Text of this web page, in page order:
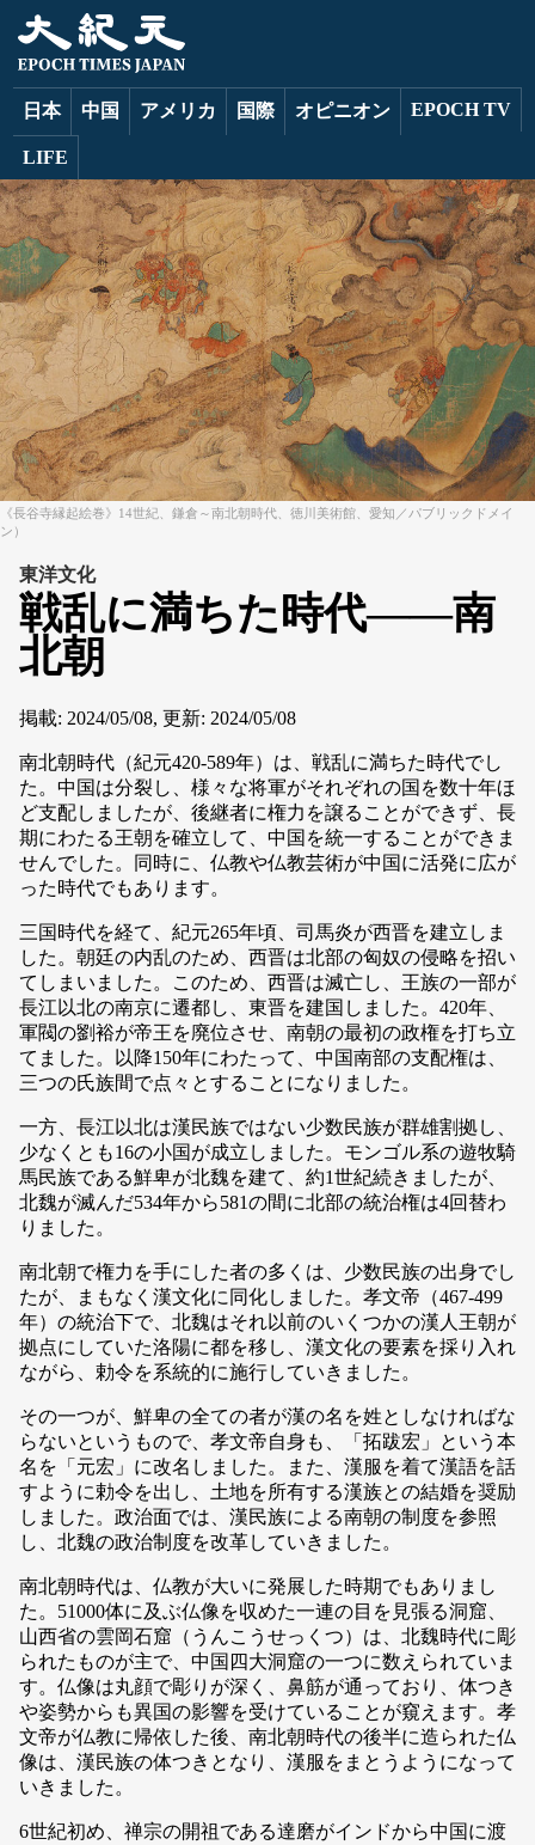
日本 中国 アメリカ 国際 オピニオン EPOCH TV
LIFE
《長谷寺縁起絵巻》14世紀、鎌倉～南北朝時代、徳川美術館、愛知／パブリックドメイ
ン）
東洋文化
戦乱に満ちた時代――南
北朝
掲載: 2024/05/08, 更新: 2024/05/08
南北朝時代（紀元420-589年）は、戦乱に満ちた時代でし
た。中国は分裂し、様々な将軍がそれぞれの国を数十年ほ
ど支配しましたが、後継者に権力を譲ることができず、長
期にわたる王朝を確立して、中国を統一することができま
せんでした。同時に、仏教や仏教芸術が中国に活発に広が
った時代でもあります。
三国時代を経て、紀元265年頃、司馬炎が西晋を建立しま
した。朝廷の内乱のため、西晋は北部の匈奴の侵略を招い
てしまいました。このため、西晋は滅亡し、王族の一部が
長江以北の南京に遷都し、東晋を建国しました。420年、
軍閥の劉裕が帝王を廃位させ、南朝の最初の政権を打ち立
てました。以降150年にわたって、中国南部の支配権は、
三つの氏族間で点々とすることになりました。
一方、長江以北は漢民族ではない少数民族が群雄割拠し、
少なくとも16の小国が成立しました。モンゴル系の遊牧騎
馬民族である鮮卑が北魏を建て、約1世紀続きましたが、
北魏が滅んだ534年から581の間に北部の統治権は4回替わ
りました。
南北朝で権力を手にした者の多くは、少数民族の出身でし
たが、まもなく漢文化に同化しました。孝文帝（467-499
年）の統治下で、北魏はそれ以前のいくつかの漢人王朝が
拠点にしていた洛陽に都を移し、漢文化の要素を採り入れ
ながら、勅令を系統的に施行していきました。
その一つが、鮮卑の全ての者が漢の名を姓としなければな
らないというもので、孝文帝自身も、「拓跋宏」という本
名を「元宏」に改名しました。また、漢服を着て漢語を話
すように勅令を出し、土地を所有する漢族との結婚を奨励
しました。政治面では、漢民族による南朝の制度を参照
し、北魏の政治制度を改革していきました。
南北朝時代は、仏教が大いに発展した時期でもありまし
た。51000体に及ぶ仏像を収めた一連の目を見張る洞窟、
山西省の雲岡石窟（うんこうせっくつ）は、北魏時代に彫
られたものが主で、中国四大洞窟の一つに数えられていま
す。仏像は丸顔で彫りが深く、鼻筋が通っており、体つき
や姿勢からも異国の影響を受けていることが窺えます。孝
文帝が仏教に帰依した後、南北朝時代の後半に造られた仏
像は、漢民族の体つきとなり、漢服をまとうようになって
いきました。
6世紀初め、禅宗の開祖である達磨がインドから中国に渡